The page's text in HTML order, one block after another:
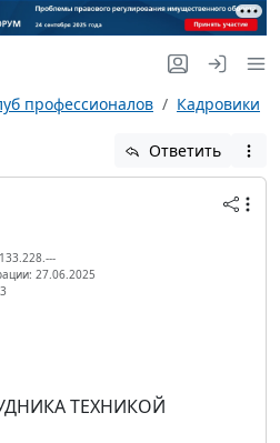
профессионалов Кадровики
Ответить
27.06.2025
ТЕХНИКОЙ